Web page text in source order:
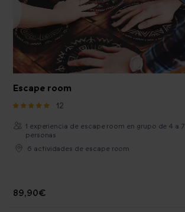
Escape room
12
1 experiencia de escape room en grupo de 4 a 7
personas
6 actividades de escape room
89,90€